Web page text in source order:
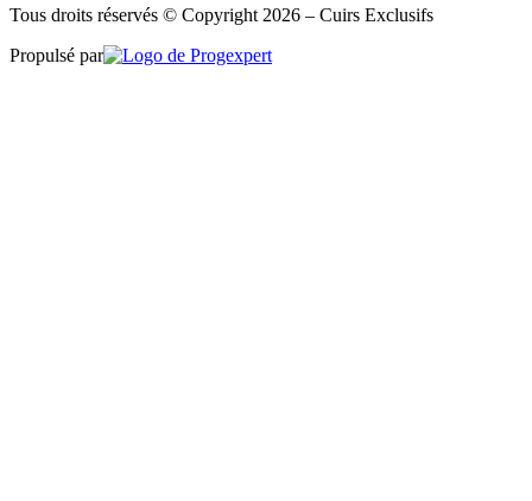
Tous droits réservés © Copyright 2026 – Cuirs Exclusifs
Propulsé par